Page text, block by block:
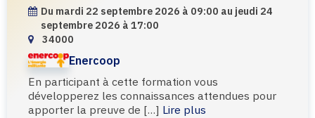
Du mardi 22 septembre 2026 à 09:00 au jeudi 24
septembre 2026 à 17:00
34000
Enercoop
En participant à cette formation vous
développerez les connaissances attendues pour
apporter la preuve de […] Lire plus